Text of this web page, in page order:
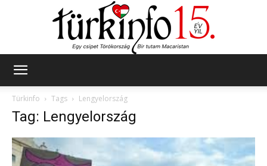
Türkinfo
Tags Lengyelország
Tag: Lengyelország